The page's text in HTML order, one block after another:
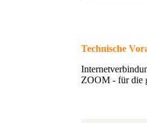
Technische
ZOOM - für die